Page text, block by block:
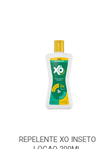
REPELENTE XO INSETO